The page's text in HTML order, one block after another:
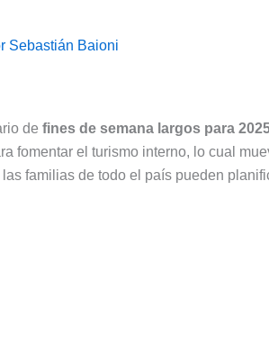
Sebastián Baioni
de fines de semana largos para
fomentar el turismo interno, lo cual
familias de todo el país pueden